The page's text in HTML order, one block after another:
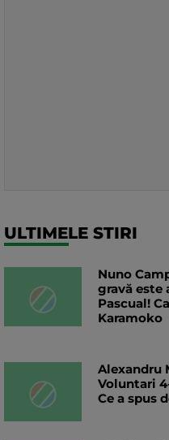
ULTIMELE STIRI
Nuno
gravă este
Pascual!
Karamoko
Alexandru
Voluntari
Ce a spus